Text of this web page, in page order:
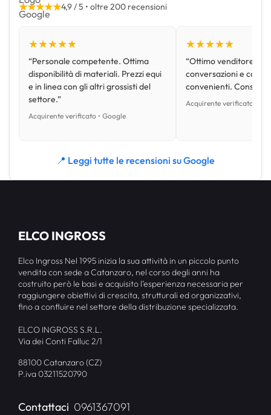
★★★★★4,9 / 5 • oltre 200 recensioni
★★★★★
“Personale competente. Ottima
disponibilità di materiali. Prezzi equi
e in linea con gli altri grossisti del
settore.”
Acquirente verificato • Google
★★★★★
“Ottimo venditore,
conversazioni e con
convenienti.
Acquirente verificato •
📍 Leggi tutte le recensioni su Google
ELCO INGROSS
Elco Ingross Nel 1995 inizia la sua attività in un piccolo punto
vendita con sede a Catanzaro, nel corso degli anni ha
costruito però le basi e acquisito l’esperienza necessaria per
raggiungere obiettivi di crescita, strutturali ed organizzativi,
fino a confluire nel settore della distribuzione specializzata.
ELCO INGROSS S.R.L.
Via dei Conti Falluc 2/1
88100 Catanzaro (CZ)
P.iva 03211520790
Contattaci 0961367091